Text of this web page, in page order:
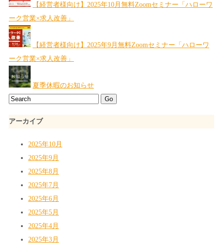
【経営者様向け】2025年10月無料Zoomセミナー「ハローワ
ーク営業×求人改善」
【経営者様向け】2025年9月無料Zoomセミナー「ハローワ
ーク営業×求人改善」
夏季休暇のお知らせ
アーカイブ
2025年10月
2025年9月
2025年8月
2025年7月
2025年6月
2025年5月
2025年4月
2025年3月